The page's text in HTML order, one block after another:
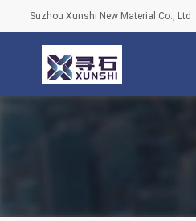
Suzhou Xunshi New Material Co., Ltd